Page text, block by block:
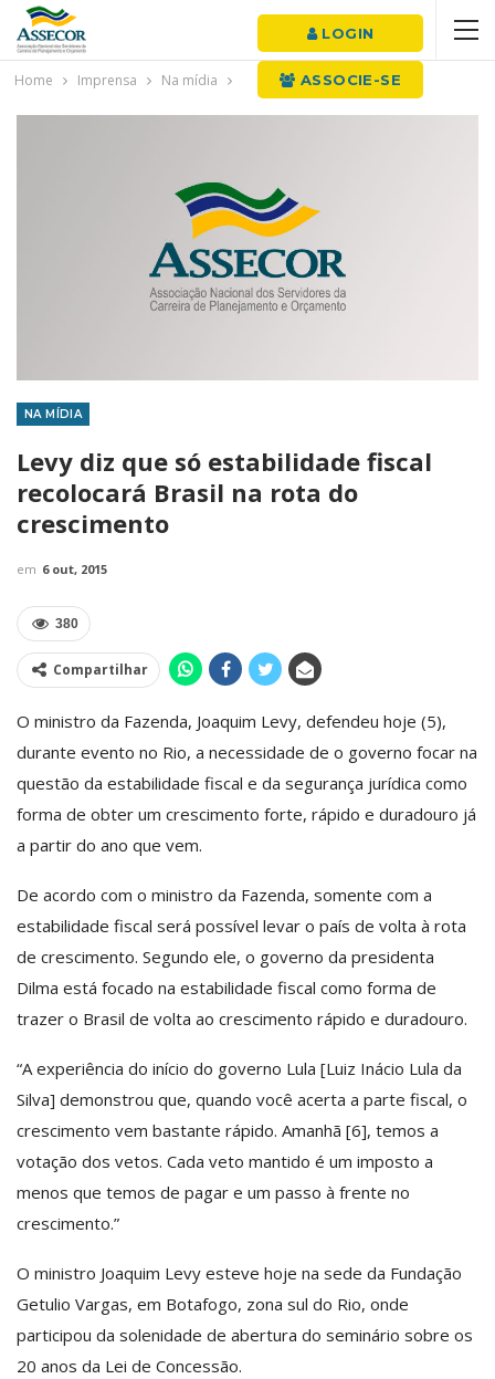
LOGIN
ASSOCIE-SE
Home Imprensa Na mídia
NA MÍDIA
Levy diz que só estabilidade fiscal
recolocará Brasil na rota do
crescimento
em 6 out, 2015
380
Compartilhar
O ministro da Fazenda, Joaquim Levy, defendeu hoje (5),
durante evento no Rio, a necessidade de o governo focar na
questão da estabilidade fiscal e da segurança jurídica como
forma de obter um crescimento forte, rápido e duradouro já
a partir do ano que vem.
De acordo com o ministro da Fazenda, somente com a
estabilidade fiscal será possível levar o país de volta à rota
de crescimento. Segundo ele, o governo da presidenta
Dilma está focado na estabilidade fiscal como forma de
trazer o Brasil de volta ao crescimento rápido e duradouro.
“A experiência do início do governo Lula [Luiz Inácio Lula da
Silva] demonstrou que, quando você acerta a parte fiscal, o
crescimento vem bastante rápido. Amanhã [6], temos a
votação dos vetos. Cada veto mantido é um imposto a
menos que temos de pagar e um passo à frente no
crescimento.”
O ministro Joaquim Levy esteve hoje na sede da Fundação
Getulio Vargas, em Botafogo, zona sul do Rio, onde
participou da solenidade de abertura do seminário sobre os
20 anos da Lei de Concessão.